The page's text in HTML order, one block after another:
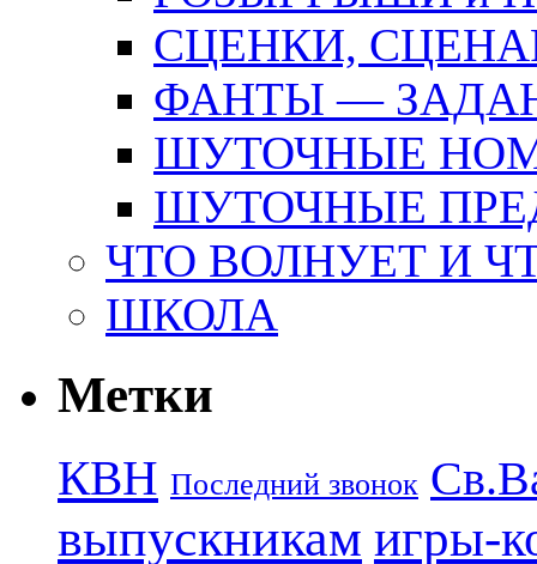
СЦЕНКИ,
ФАНТЫ —
ШУТОЧНЫЕ
ШУТОЧНЫЕ
ЧТО ВОЛНУЕТ И
ШКОЛА
Метки
КВН Последний звонок
выпускникам игры-